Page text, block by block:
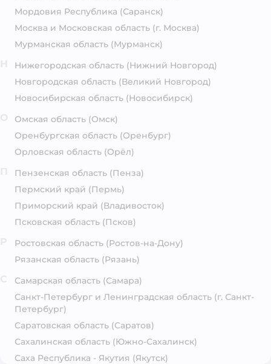
Мордовия Республика (Саранск)
Москва и Московская область (г. Москва)
Мурманская область (Мурманск)
Нижегородская область (Нижний Новгород)
Новгородская область (Великий Новгород)
Новосибирская область (Новосибирск)
Омская область (Омск)
Оренбургская область (Оренбург)
Орловская область (Орёл)
Пензенская область (Пенза)
Пермский край (Пермь)
Приморский край (Владивосток)
Псковская область (Псков)
Ростовская область (Ростов-на-Дону)
Рязанская область (Рязань)
Самарская область (Самара)
Санкт-Петербург и Ленинградская область (г. Санкт-
Петербург)
Саратовская область (Саратов)
Сахалинская область (Южно-Сахалинск)
Саха Республика - Якутия (Якутск)